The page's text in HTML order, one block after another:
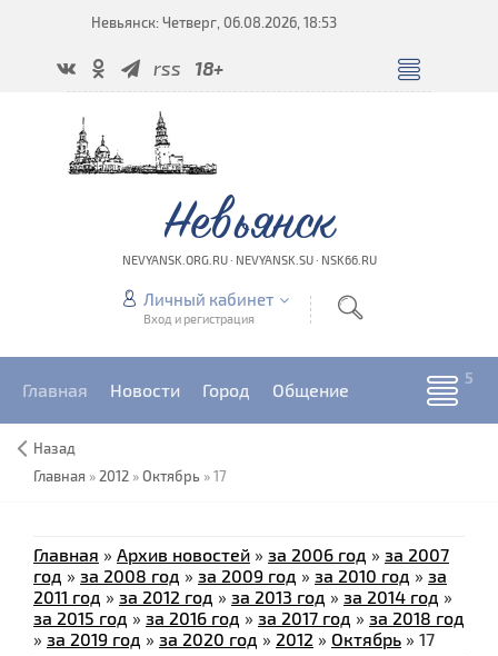
Невьянск: Четверг, 06.08.2026, 18:53
rss 18+
Невьянск
NEVYANSK.ORG.RU · NEVYANSK.SU · NSK66.RU
Личный кабинет
Вход и регистрация
Главная Новости Город Общение
Назад
Главная » 2012 »Октябрь »17
Главная » Архив новостей » за 2006 год » за 2007
год » за 2008 год » за 2009 год » за 2010 год » за
2011 год » за 2012 год » за 2013 год » за 2014 год »
за 2015 год » за 2016 год » за 2017 год » за 2018 год
» за 2019 год » за 2020 год » 2012 » Октябрь » 17